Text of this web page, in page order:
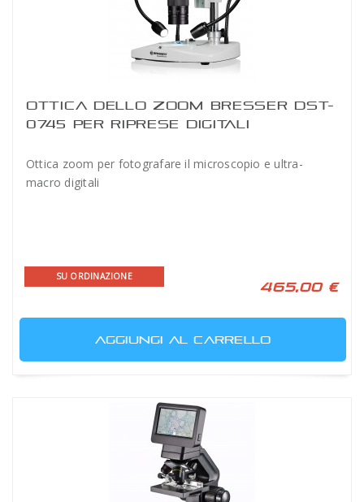
OTTICA DELLO ZOOM BRESSER DST-
0745 PER RIPRESE DIGITALI
Ottica zoom per fotografare il microscopio e ultra-
macro digitali
SU ORDINAZIONE
465,00 €
AGGIUNGI AL CARRELLO